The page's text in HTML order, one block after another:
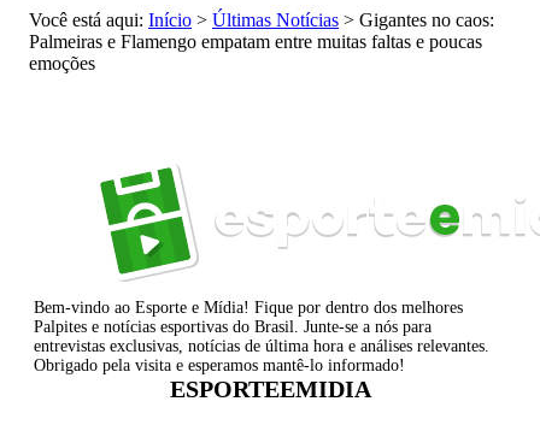
Você está aqui: Início > Últimas Notícias > Gigantes no caos:
Palmeiras e Flamengo empatam entre muitas faltas e poucas
emoções
Bem-vindo ao Esporte e Mídia! Fique por dentro dos melhores
Palpites e notícias esportivas do Brasil. Junte-se a nós para
entrevistas exclusivas, notícias de última hora e análises relevantes.
Obrigado pela visita e esperamos mantê-lo informado!
ESPORTEEMIDIA